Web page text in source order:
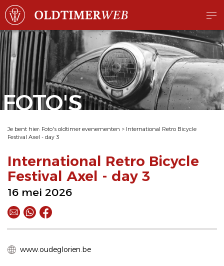
FOTO'S
Je bent hier: Foto's oldtimer evenementen > International Retro Bicycle
Festival Axel - day 3
International Retro Bicycle
Festival Axel - day 3
16 mei 2026
www.oudeglorien.be